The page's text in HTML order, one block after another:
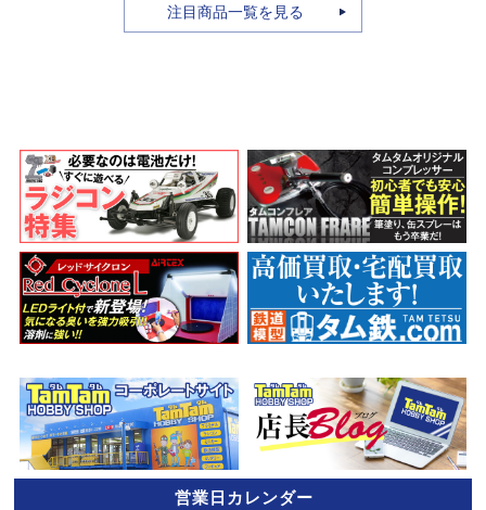
注目商品一覧を見る
営業日カレンダー